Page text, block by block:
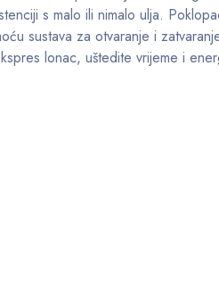
s malo ili nimalo ulja.
sustava za otvaranje i
lonac, uštedite vrijeme i